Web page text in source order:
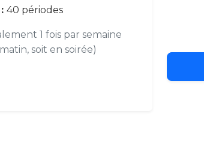
40 périodes
1 fois par semaine
soit en soirée)